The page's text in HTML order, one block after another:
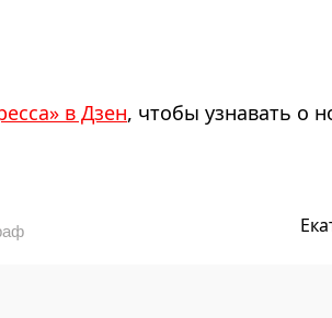
в Дзен, чтобы узнавать о